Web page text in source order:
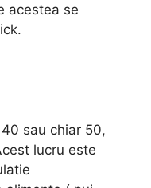
acestea se
sau chiar 50,
lucru este